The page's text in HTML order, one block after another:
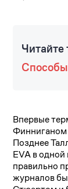
Читайте
Впервые
Финниганом
Позднее
EVA в одной
правильно
журналов